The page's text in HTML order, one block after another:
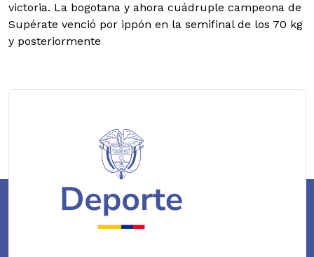
victoria. La bogotana y ahora cuádruple campeona de
Supérate venció por ippón en la semifinal de los 70 kg
y posteriormente